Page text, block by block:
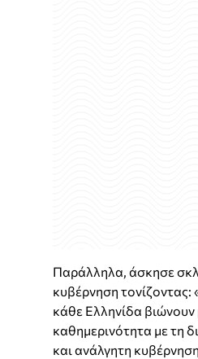
Παράλληλα, άσκησε
κυβέρνηση
κάθε Ελληνίδα βιώνουν
καθημερινότητα με τη
και ανάλγητη